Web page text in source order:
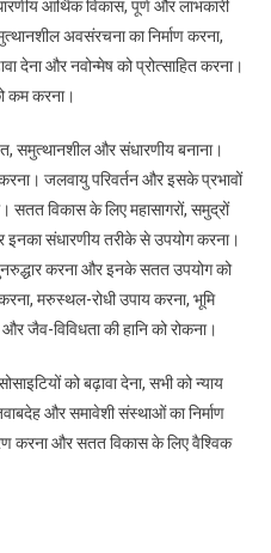
आर्थिक विकास, पूर्ण और लाभकारी
अवसंरचना का निर्माण करना,
देना और नवोन्मेष को प्रोत्साहित करना।
कम करना।
समुत्थानशील और संधारणीय बनाना।
जलवायु परिवर्तन और इसके प्रभावों
सतत विकास के लिए महासागरों, समुद्रों
संधारणीय तरीके से उपयोग करना।
करना और इनके सतत उपयोग को
मरुस्थल-रोधी उपाय करना, भूमि
जैव-विविधता की हानि को रोकना।
को बढ़ावा देना, सभी को न्याय
और समावेशी संस्थाओं का निर्माण
करना और सतत विकास के लिए वैश्विक